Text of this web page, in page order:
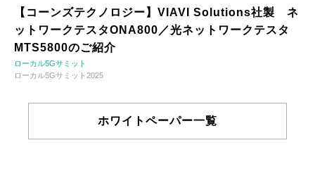
【コーンズテクノロジー】VIAVI Solutions社製 ネ
ットワークテスタONA800／光ネットワークテスタ
MTS5800のご紹介
ローカル5Gサミット
ローカル5Gサミット2025
ホワイトペーパー一覧